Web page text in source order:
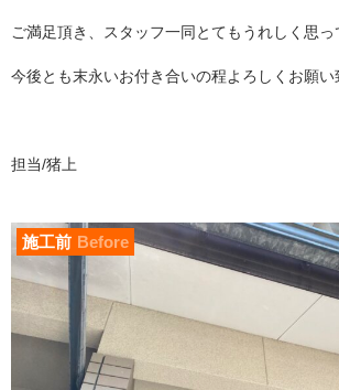
ご満足頂き、スタッフ一同とてもうれしく思っ
今後とも末永いお付き合いの程よろしくお願い
担当/猪上
施工前 Before